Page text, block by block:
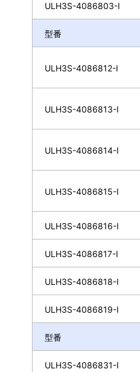
ULH3S-4086803-I
型番
ULH3S-4086812-I
ULH3S-4086813-I
ULH3S-4086814-I
ULH3S-4086815-I
ULH3S-4086816-I
ULH3S-4086817-I
ULH3S-4086818-I
ULH3S-4086819-I
型番
ULH3S-4086831-I